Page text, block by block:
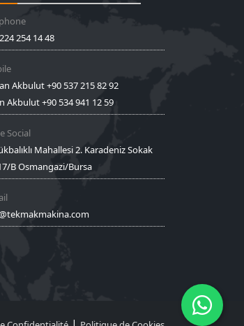
254 14 48
Akbulut +90 537 215 82 92
Akbulut +90 534 941 12 59
Social
Mahallesi 2. Karadeniz Sokak
B Osmangazi/Bursa